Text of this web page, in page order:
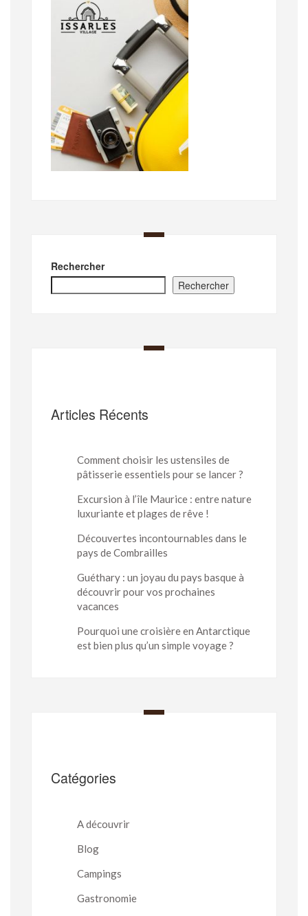
Rechercher
Rechercher
Articles Récents
Comment choisir les ustensiles de
pâtisserie essentiels pour se lancer ?
Excursion à l’île Maurice : entre nature
luxuriante et plages de rêve !
Découvertes incontournables dans le
pays de Combrailles
Guéthary : un joyau du pays basque à
découvrir pour vos prochaines
vacances
Pourquoi une croisière en Antarctique
est bien plus qu’un simple voyage ?
Catégories
A découvrir
Blog
Campings
Gastronomie